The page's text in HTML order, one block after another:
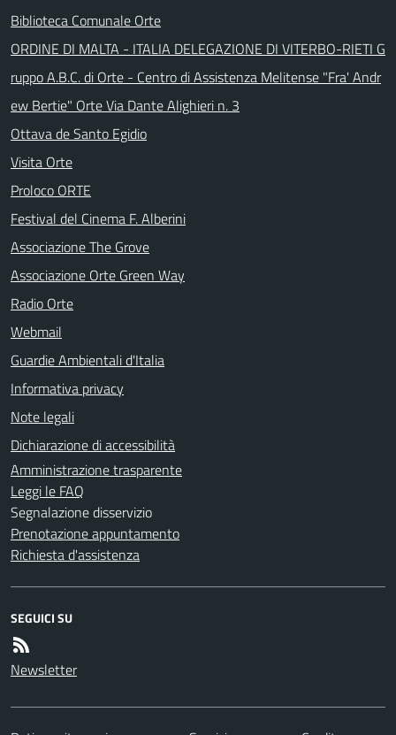
Biblioteca Comunale Orte
ORDINE DI MALTA - ITALIA DELEGAZIONE DI VITERBO-RIETI G
ruppo A.B.C. di Orte - Centro di Assistenza Melitense "Fra' Andr
ew Bertie" Orte Via Dante Alighieri n. 3
Ottava de Santo Egidio
Visita Orte
Proloco ORTE
Festival del Cinema F. Alberini
Associazione The Grove
Associazione Orte Green Way
Radio Orte
Webmail
Guardie Ambientali d'Italia
Informativa privacy
Note legali
Dichiarazione di accessibilità
Amministrazione trasparente
Leggi le FAQ
Segnalazione disservizio
Prenotazione appuntamento
Richiesta d'assistenza
SEGUICI SU
Newsletter